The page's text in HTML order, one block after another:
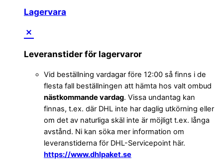
Lagervara
Leveranstider för lagervaror
Vid beställning vardagar före 12:00 så finns i de
flesta fall beställningen att hämta hos valt ombud
nästkommande vardag. Vissa undantag kan
finnas, t.ex. där DHL inte har daglig utkörning eller
om det av naturliga skäl inte är möjligt t.ex. långa
avstånd. Ni kan söka mer information om
leveranstiderna för DHL-Servicepoint här.
https://www.dhlpaket.se